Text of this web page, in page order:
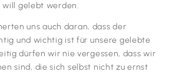
gelebt werden.
uns auch daran, dass der
und wichtig ist für unsere gelebte
dürfen wir nie vergessen, dass wir
sind, die sich selbst nicht zu ernst